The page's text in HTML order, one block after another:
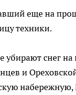
еще на
техники.
снег на
и
набережную,